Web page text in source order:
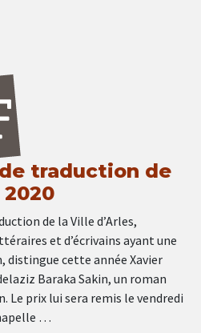
traduction de
2020
de la Ville d’Arles,
et d’écrivains ayant une
distingue cette année Xavier
Baraka Sakin, un roman
Le prix lui sera remis le vendredi
…